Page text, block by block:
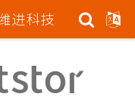
进科技